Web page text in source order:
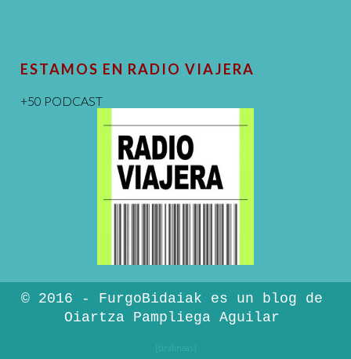
ESTAMOS EN RADIO VIAJERA
+50 PODCAST
© 2016 - FurgoBidaiak es un blog de
Oiartza Pampliega Aguilar
{tiralíneas}